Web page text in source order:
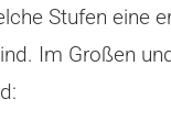
Stufen eine
Im Großen